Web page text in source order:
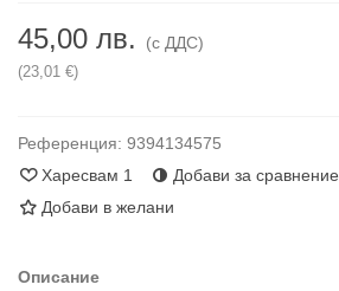
45,00 лв. (с ДДС)
(23,01 €)
Референция: 9394134575
Харесвам 1 Добави за сравнение
Добави в желани
Описание